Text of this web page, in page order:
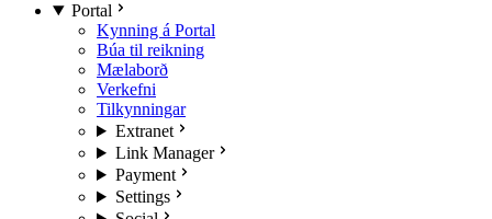
Portal
Kynning á Portal
Búa til reikning
Mælaborð
Verkefni
Tilkynningar
Extranet
Link Manager
Payment
Settings